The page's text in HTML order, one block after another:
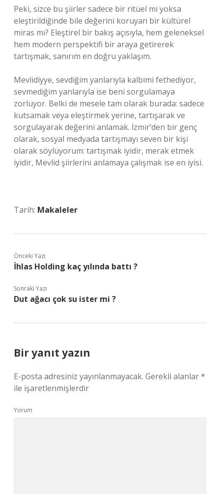
Peki, sizce bu şiirler sadece bir ritüel mi yoksa
eleştirildiğinde bile değerini koruyan bir kültürel
miras mı? Eleştirel bir bakış açısıyla, hem geleneksel
hem modern perspektifi bir araya getirerek
tartışmak, sanırım en doğru yaklaşım.
Mevlidiyye, sevdiğim yanlarıyla kalbimi fethediyor,
sevmediğim yanlarıyla ise beni sorgulamaya
zorluyor. Belki de mesele tam olarak burada: sadece
kutsamak veya eleştirmek yerine, tartışarak ve
sorgulayarak değerini anlamak. İzmir’den bir genç
olarak, sosyal medyada tartışmayı seven bir kişi
olarak söylüyorum: tartışmak iyidir, merak etmek
iyidir, Mevlid şiirlerini anlamaya çalışmak ise en iyisi.
Tarih: Makaleler
Önceki Yazı
İhlas Holding kaç yılında battı ?
Sonraki Yazı
Dut ağacı çok su ister mi ?
Bir yanıt yazın
E-posta adresiniz yayınlanmayacak. Gerekli alanlar*
ile işaretlenmişlerdir
Yorum